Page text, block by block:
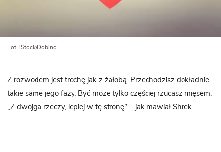
Fot. iStock/Dobino
Z rozwodem jest trochę jak z żałobą. Przechodzisz dokładnie
takie same jego fazy. Być może tylko częściej rzucasz mięsem.
„Z dwojga rzeczy, lepiej w tę stronę” – jak mawiał Shrek.